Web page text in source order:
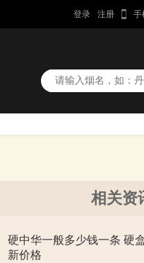
登录 注册 手
相关资
硬中华一般多少钱一条 硬
新价格